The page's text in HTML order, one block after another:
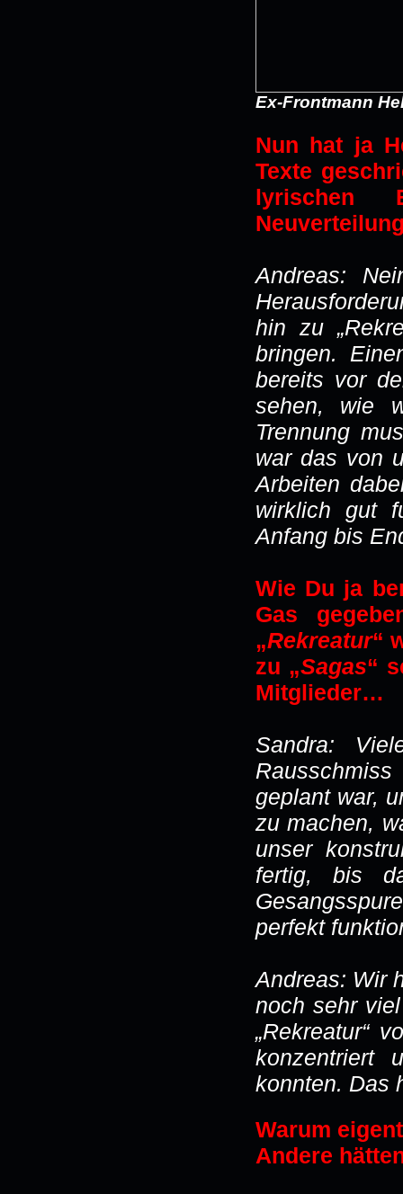
Ex-Frontmann
Nun hat ja
Texte
lyrischen
Andreas:
hin zu
bringen.
bereits vor
sehen, wie
Trennung
war das von
Arbeiten
wirklich gut
Anfang bis
Wie Du ja
Gas
„Rekreatur“
zu „Sagas“
Mitglieder…
Sandra:
geplant war,
zu machen,
unser
fertig, bis
perfekt
Andreas: Wir
noch sehr
„Rekreatur“
konzentriert
konnten. Das
Warum
Andere